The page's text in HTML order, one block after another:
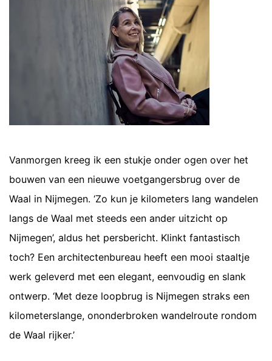
Vanmorgen kreeg ik een stukje onder ogen over het
bouwen van een nieuwe voetgangersbrug over de
Waal in Nijmegen. ‘Zo kun je kilometers lang wandelen
langs de Waal met steeds een ander uitzicht op
Nijmegen’, aldus het persbericht. Klinkt fantastisch
toch? Een architectenbureau heeft een mooi staaltje
werk geleverd met een elegant, eenvoudig en slank
ontwerp. ‘Met deze loopbrug is Nijmegen straks een
kilometerslange, ononderbroken wandelroute rondom
de Waal rijker.’